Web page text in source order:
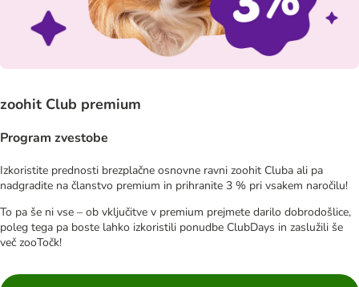
zoohit Club premium
Program zvestobe
Izkoristite prednosti brezplačne osnovne ravni zoohit Cluba ali pa
nadgradite na članstvo premium in prihranite 3 % pri vsakem naročilu!
To pa še ni vse – ob vključitve v premium prejmete darilo dobrodošlice,
poleg tega pa boste lahko izkoristili ponudbe ClubDays in zaslužili še
več zooTočk!